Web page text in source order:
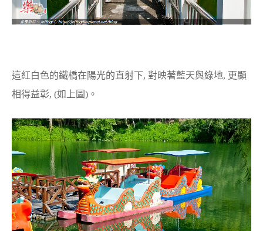
這紅白色的鐵橋在陽光的直射下, 對映著藍天與綠地, 更顯
相得益彰, (如上圖)。